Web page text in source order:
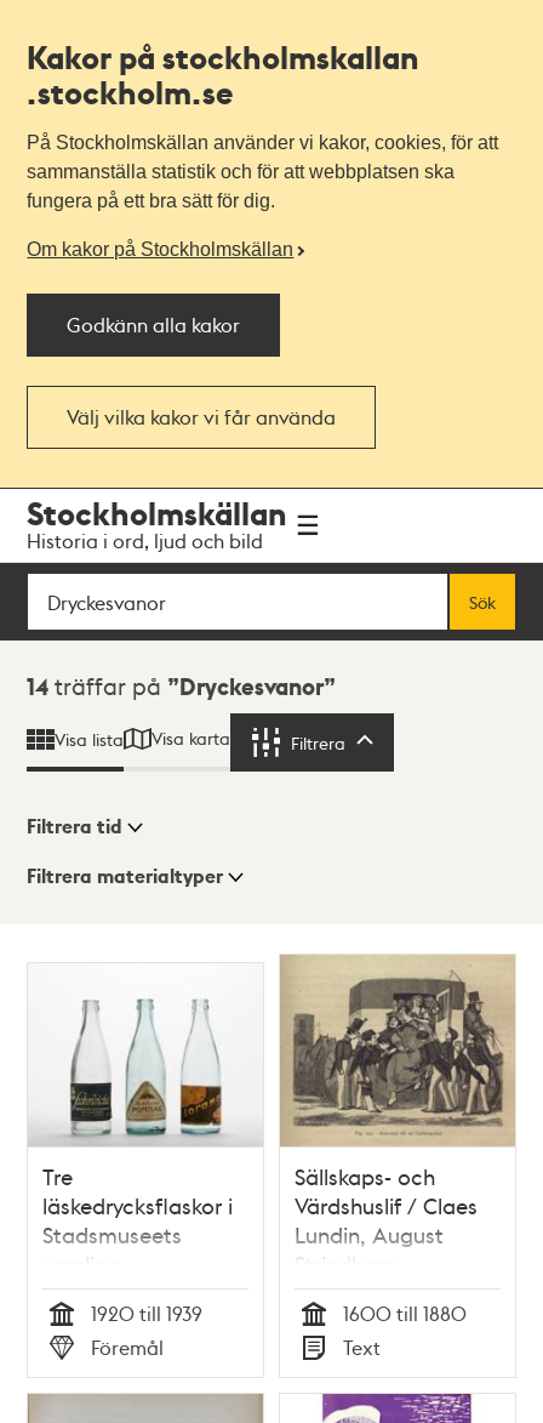
Kakor på stockholmskallan
.stockholm.se
På Stockholmskällan använder vi kakor, cookies, för att
sammanställa statistik och för att webbplatsen ska
fungera på ett bra sätt för dig.
Om kakor på Stockholmskällan
Godkänn alla kakor
Välj vilka kakor vi får använda
navigationen
huvudinnehållet
Stockholmskällan
Historia i ord, ljud och bild
Sök
Sök
Sökresultat
14 träffar på Dryckesvanor
Visa lista Visa karta Filtrera
Visningsläge
Filtrera tid
Filtrera materialtyper
träffar
Tre
läskedrycksflaskor i
Stadsmuseets
samling
Tid
1920 till 1939
Typ
Föremål
Sällskaps- och
Värdshuslif / Claes
Lundin, August
Strindberg
Tid
1600 till 1880
Typ
Text